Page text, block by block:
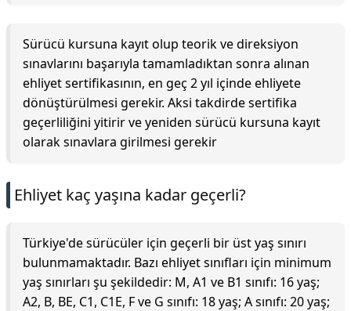
Sürücü kursuna kayıt olup teorik ve direksiyon
sınavlarını başarıyla tamamladıktan sonra alınan
ehliyet sertifikasının, en geç 2 yıl içinde ehliyete
dönüştürülmesi gerekir. Aksi takdirde sertifika
geçerliliğini yitirir ve yeniden sürücü kursuna kayıt
olarak sınavlara girilmesi gerekir
Ehliyet kaç yaşına kadar geçerli?
Türkiye'de sürücüler için geçerli bir üst yaş sınırı
bulunmamaktadır. Bazı ehliyet sınıfları için minimum
yaş sınırları şu şekildedir: M, A1 ve B1 sınıfı: 16 yaş;
A2, B, BE, C1, C1E, F ve G sınıfı: 18 yaş; A sınıfı: 20 yaş;